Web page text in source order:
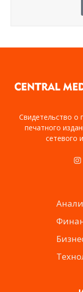
Свидетельство о
печатного
сетевого